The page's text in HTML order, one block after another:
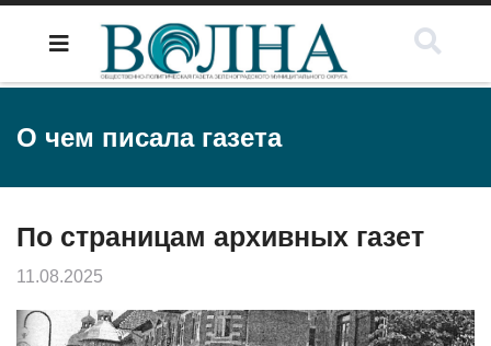
О чем писала газета
По страницам архивных газет
11.08.2025